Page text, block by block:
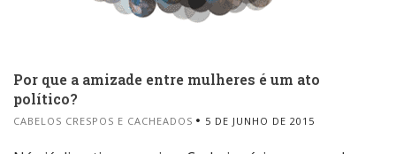
Por que a amizade entre mulheres é um ato
político?
CABELOS CRESPOS E CACHEADOS 5 DE JUNHO DE 2015